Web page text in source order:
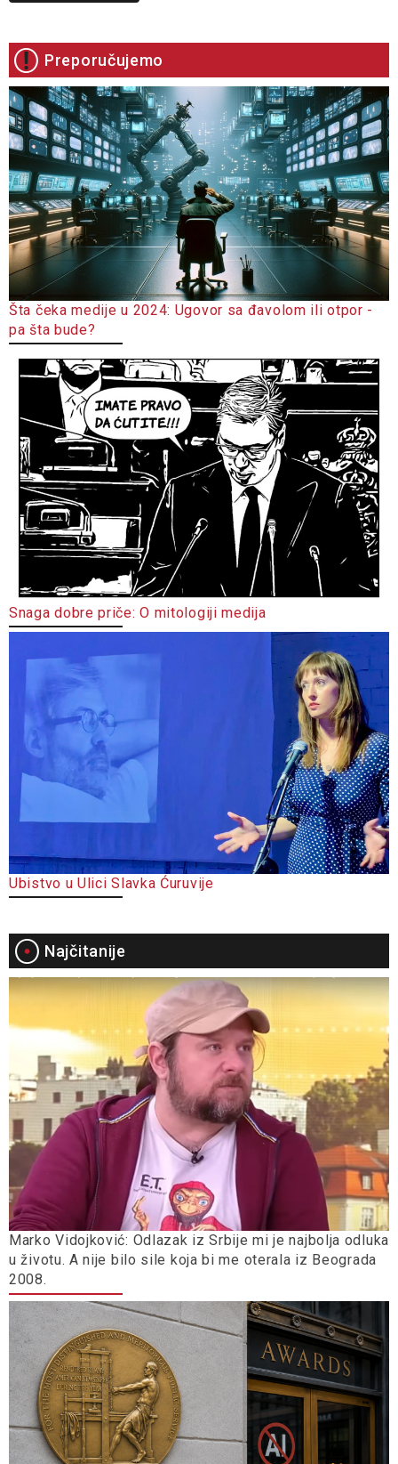
Preporučujemo
Šta čeka medije u 2024: Ugovor sa đavolom ili otpor -
pa šta bude?
Snaga dobre priče: O mitologiji medija
Ubistvo u Ulici Slavka Ćuruvije
Najčitanije
Marko Vidojković: Odlazak iz Srbije mi je najbolja odluka
u životu. A nije bilo sile koja bi me oterala iz Beograda
2008.